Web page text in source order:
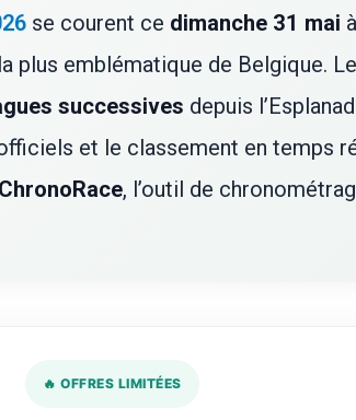
se courent ce dimanche 31 mai
plus emblématique de Belgique.
successives depuis
et le classement en temps
ChronoRace, l’outil de
🔥 OFFRES LIMITÉES